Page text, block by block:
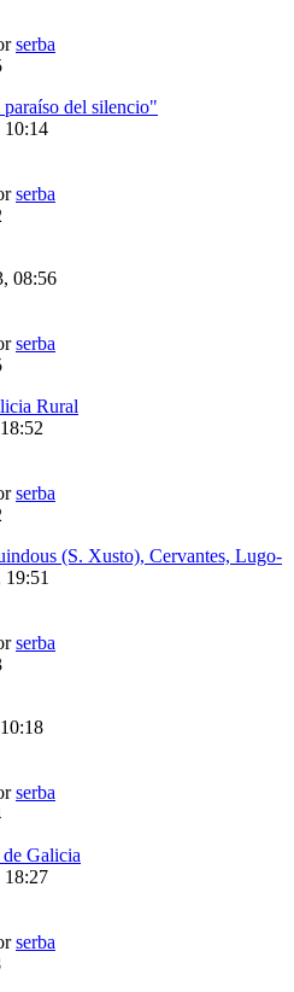
serba
del silencio"
10:14
serba
08:56
serba
Rural
serba
(S. Xusto), Cervantes, Lugo-
serba
serba
Galicia
18:27
serba